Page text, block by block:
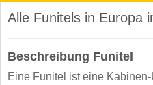
Alle Funitels in Europa
Beschreibung Funitel
Eine Funitel ist eine